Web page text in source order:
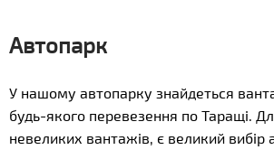
Автопарк
У нашому автопарку знайдеться
будь-якого перевезення по Таращі.
невеликих вантажів, є великий вибір